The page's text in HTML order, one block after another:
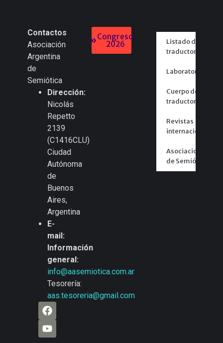
Contactos
Asociación
Argentina
de
Semiótica
Dirección:
Nicolás
Repetto
2139
(C1416CLU)
Ciudad
Autónoma
de
Buenos
Aires,
Argentina
E-
mail:
Información
general:
info@aasemiotica.com.ar
Tesorería:
aas.tesoreria@gmail.com
Congreso
2026
Listado de
traductores
Laboratorios
Cuerpo de
traductores
Revistas
internacionales
Asociaciones
de Semiótica